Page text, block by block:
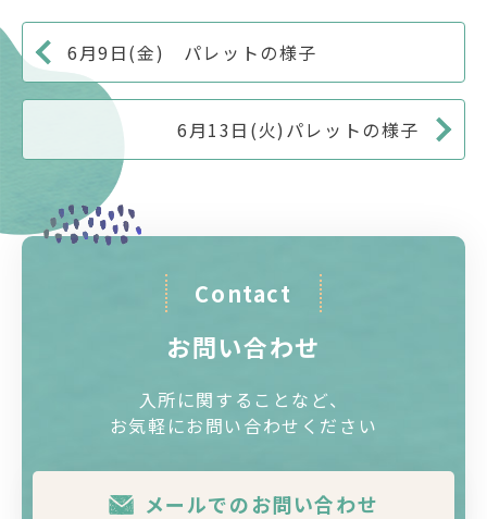
6月9日(金) パレットの様子
6月13日(火)パレットの様子
Contact
お問い合わせ
入所に関することなど、
お気軽にお問い合わせください
メールでのお問い合わせ